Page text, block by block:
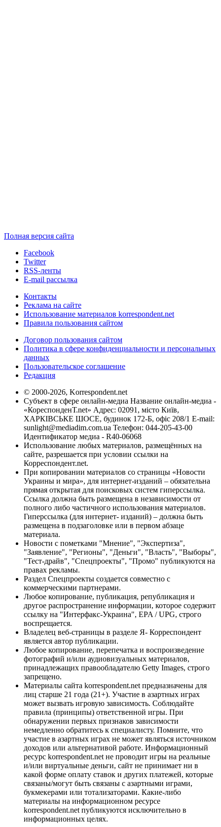
Полная версия сайта
Facebook
Twitter
RSS-ленты
E-mail рассылка
Контакты
Реклама на сайте
Использование материалов korrespondent.net
Правила пользования сайтом
Договор пользования сайтом
Политика в сфере конфиденциальности и персональных
данных
Пользовательское соглашение
Редакция
© 2000-2026, Korrespondent.net
Субъект в сфере онлайн-медиа Название онлайн-медиа -
«КореспонденТ.net» Адрес: 02091, місто Київ,
ХАРКІВСЬКЕ ШОСЕ, будинок 172-Б, офіс 208/1 E-mail:
sunlight@mediadim.com.ua Телефон: 044-205-43-00
Идентификатор медиа - R40-06068
Использование любых материалов, размещённых на
сайте, разрешается при условии ссылки на
Корреспондент.net.
При копировании материалов со страницы «Новости
Украины и мира», для интернет-изданий – обязательна
прямая открытая для поисковых систем гиперссылка.
Ссылка должна быть размещена в независимости от
полного либо частичного использования материалов.
Гиперссылка (для интернет- изданий) – должна быть
размещена в подзаголовке или в первом абзаце
материала.
Новости с пометками "Мнение", "Экспертиза",
"Заявление", "Регионы", "Деньги", "Власть", "Выборы",
"Тест-драйв", "Спецпроекты", "Промо" публикуются на
правах рекламы.
Раздел Спецпроекты создается совместно с
коммерческими партнерами.
Любое копирование, публикация, републикация и
другое распространение информации, которое содержит
ссылку на "Интерфакс-Украина", EPA / UPG, строго
воспрещается.
Владелец веб-страницы в разделе Я- Корреспондент
является автор публикации.
Любое копирование, перепечатка и воспроизведение
фотографий и/или аудиовизуальных материалов,
принадлежащих правообладателю Getty Images, строго
запрещено.
Материалы сайта korrespondent.net предназначены для
лиц старше 21 года (21+). Участие в азартных играх
может вызвать игровую зависимость. Соблюдайте
правила (принципы) ответственной игры. При
обнаружении первых признаков зависимости
немедленно обратитесь к специалисту. Помните, что
участие в азартных играх не может являться источником
доходов или альтернативой работе. Информационный
ресурс korrespondent.net не проводит игры на реальные
и/или виртуальные деньги, сайт не принимает ни в
какой форме оплату ставок и других платежей, которые
связаны/могут быть связаны с азартными играми,
букмекерами или тотализаторами. Какие-либо
материалы на информационном ресурсе
korrespondent.net публикуются исключительно в
информационных целях.